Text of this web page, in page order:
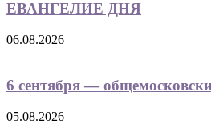
ЕВАНГЕЛИЕ ДНЯ
06.08.2026
6 сентября —
05.08.2026